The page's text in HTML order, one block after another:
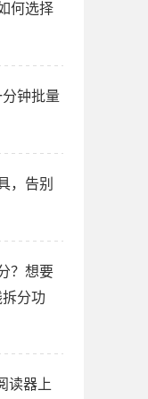
何选择
钟批量
，告别
？想要
分功
读器上